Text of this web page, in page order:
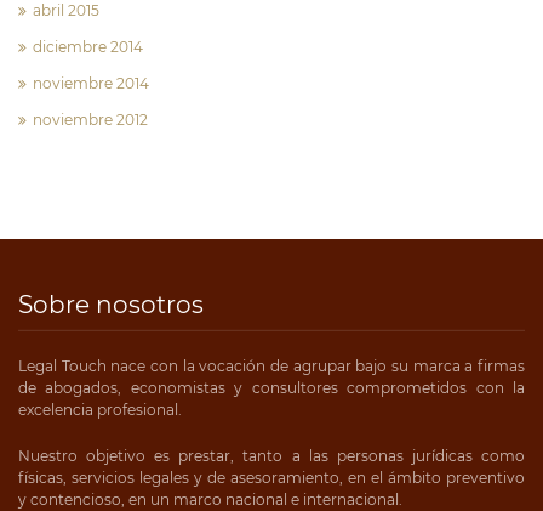
abril 2015
diciembre 2014
noviembre 2014
noviembre 2012
Sobre nosotros
Legal Touch nace con la vocación de agrupar bajo su marca a firmas
de abogados, economistas y consultores comprometidos con la
excelencia profesional.
Nuestro objetivo es prestar, tanto a las personas jurídicas como
físicas, servicios legales y de asesoramiento, en el ámbito preventivo
y contencioso, en un marco nacional e internacional.